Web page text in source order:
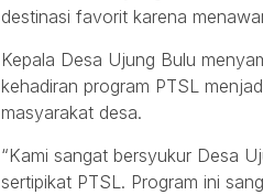
destinasi favorit karena
Kepala Desa Ujung Bulu
kehadiran program PTSL
masyarakat desa.
“Kami sangat bersyukur Desa
sertipikat PTSL. Program ini